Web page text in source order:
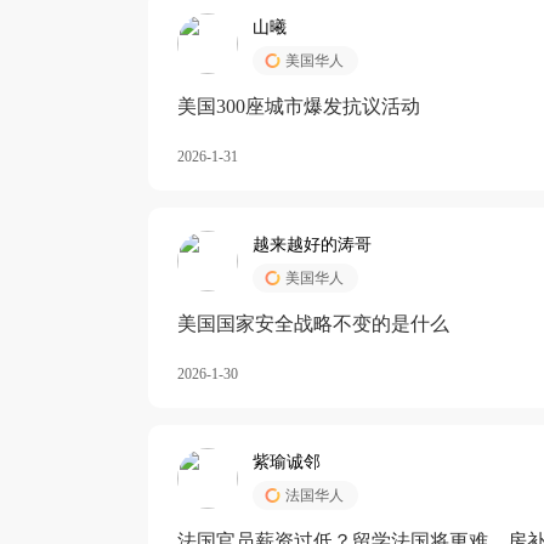
山曦
美国华人
美国300座城市爆发抗议活动
2026-1-31
越来越好的涛哥
美国华人
美国国家安全战略不变的是什么
2026-1-30
紫瑜诚邻
法国华人